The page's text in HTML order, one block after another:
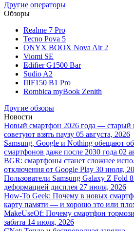
Другие операторы
Обзоры
Realme 7 Pro
Tecno Pova 5
ONYX BOOX Nova Air 2
Viomi SE
Edifier G1500 Bar
Sudio A2
IIIF150 B1 Pro
Rombica myBook Zenith
Другие обзоры
Новости
Новый смартфон 2026 года — старый
советуют взять паузу 05 августа, 2026
Samsung, Google и Nothing обещают
смартфонов даже после 2030 года 02
BGR: смартфоны станет сложнее
отключения от Google Play 30 июля,
Пользователи Samsung Galaxy Z Fold
деформацией дисплея 27 июля, 2026
How-To Geek: Почему в новых
карту памяти — и хорошо это или
MakeUseOf: Почему смартфон
забита 14 июля, 2026